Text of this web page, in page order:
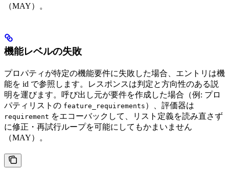
（MAY）。
機能レベルの失敗
プロパティが特定の機能要件に失敗した場合、エントリは機
能を id で参照します。レスポンスは判定と方向性のある説
明を運びます。呼び出し元が要件を作成した場合（例: プロ
パティリストの feature_requirements ）、評価器は
requirement をエコーバックして、リスト定義を読み直さず
に修正・再試行ループを可能にしてもかまいません
（MAY）。